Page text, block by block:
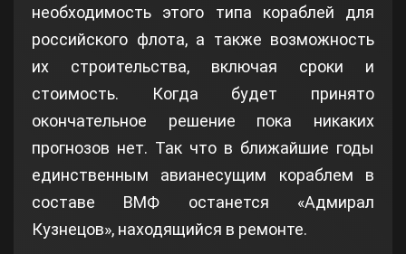
необходимость этого типа кораблей для
российского флота, а также возможность
их строительства, включая сроки и
стоимость. Когда будет принято
окончательное решение пока никаких
прогнозов нет. Так что в ближайшие годы
единственным авианесущим кораблем в
составе ВМФ останется «Адмирал
Кузнецов», находящийся в ремонте.